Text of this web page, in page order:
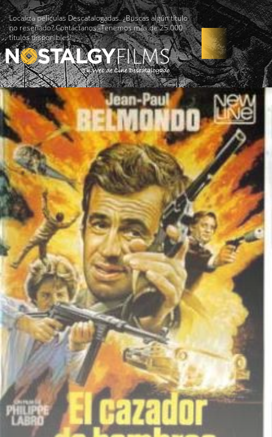
Localiza películas Descatalogadas. ¿Buscas algún título
no reseñado? Contáctanos -Tenemos más de 25.000
títulos disponibles!